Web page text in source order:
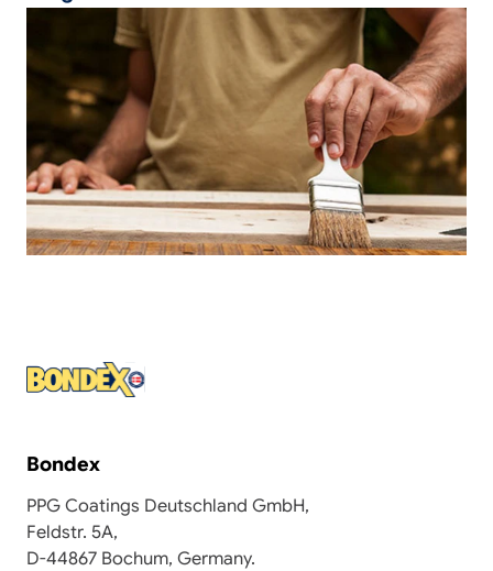
Bondex
PPG Coatings Deutschland GmbH,
Feldstr. 5A,
D-44867 Bochum, Germany.